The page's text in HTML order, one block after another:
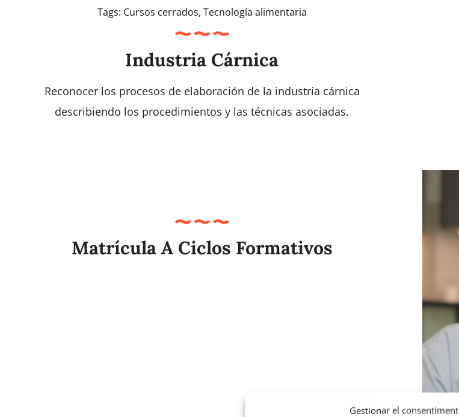
Gestionar el consentiment
Tags: Cursos cerrados, Tecnología alimentaria
Industria Cárnica
Reconocer los procesos de elaboración de la industria cárnica
describiendo los procedimientos y las técnicas asociadas.
Matrícula A Ciclos Formativos